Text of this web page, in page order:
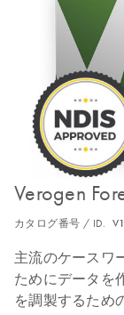
Verogen
カタログ番号 / ID.
主流のケースワ
ためにデータを
を調製するため